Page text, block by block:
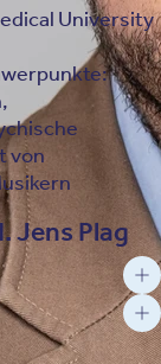
University
von
Jens Plag